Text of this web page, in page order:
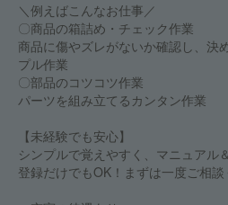
＼例えばこんなお仕事／
〇商品の箱詰め・チェック作業
商品に傷やズレがないか確認し、決
プル作業
〇部品のコツコツ作業
パーツを組み立てるカンタン作業
【未経験でも安心】
シンプルで覚えやすく、マニュアル
登録だけでもOK！まずは一度ご相談